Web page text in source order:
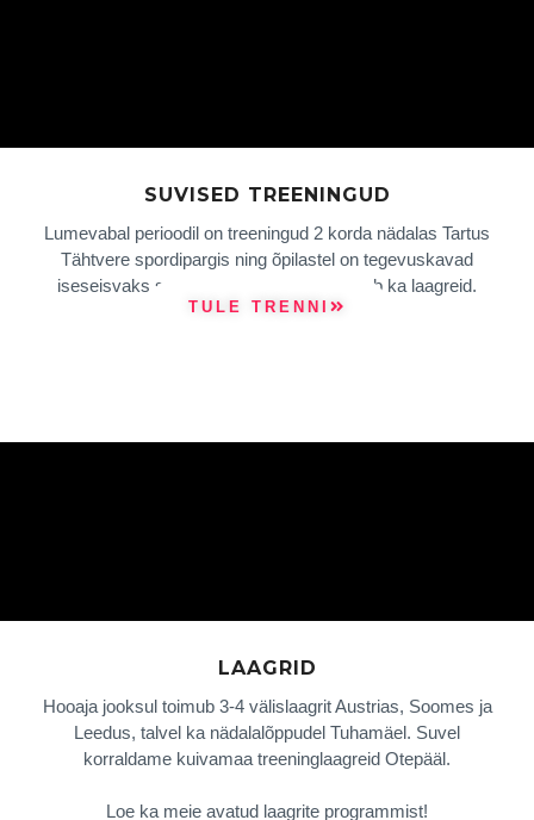
SUVISED TREENINGUD
Lumevabal perioodil on treeningud 2 korda nädalas Tartus
Tähtvere spordipargis ning õpilastel on tegevuskavad
iseseisvaks suviseks treeninguks, toimub ka laagreid.
TULE TRENNI
LAAGRID
Hooaja jooksul toimub 3-4 välislaagrit Austrias, Soomes ja
Leedus, talvel ka nädalalõppudel Tuhamäel. Suvel
korraldame kuivamaa treeninglaagreid Otepääl.
Loe ka meie avatud laagrite programmist!